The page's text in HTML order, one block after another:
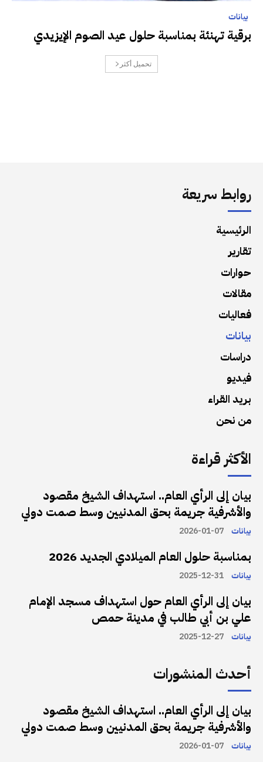
بيانات
برقية تهنئة بمناسبة حلول عيد الصوم الإيزيدي
تحميل أكثر
روابط سريعة
الرئيسية
تقارير
حوارات
مقالات
فعاليات
بيانات
دراسات
فيديو
بريد القراء
من نحن
الأكثر قراءة
بيان إلى الرأي العام.. استهداف الشيخ مقصود
والأشرفية جريمة بحق المدنيين وسط صمت دولي
بيانات 2026-01-07
بمناسبة حلول العام الميلادي الجديد 2026
بيانات 2025-12-31
بيان إلى الرأي العام حول استهداف مسجد الإمام
علي بن أبي طالب في مدينة حمص
بيانات 2025-12-27
أحدث المنشورات
بيان إلى الرأي العام.. استهداف الشيخ مقصود
والأشرفية جريمة بحق المدنيين وسط صمت دولي
بيانات 2026-01-07